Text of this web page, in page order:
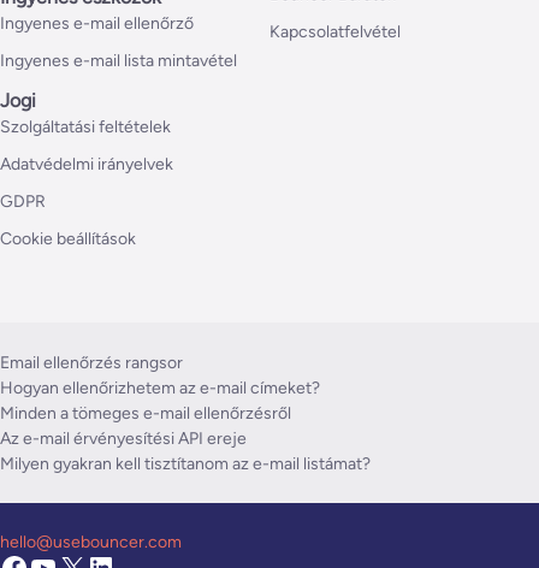
Ingyenes e-mail ellenőrző
Ingyenes e-mail lista mintavétel
Kapcsolatfelvétel
Jogi
Szolgáltatási feltételek
Adatvédelmi irányelvek
GDPR
Cookie beállítások
Email ellenőrzés rangsor
Hogyan ellenőrizhetem az e-mail címeket?
Minden a tömeges e-mail ellenőrzésről
Az e-mail érvényesítési API ereje
Milyen gyakran kell tisztítanom az e-mail listámat?
hello@usebouncer.com